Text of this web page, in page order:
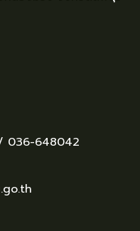
036-648042